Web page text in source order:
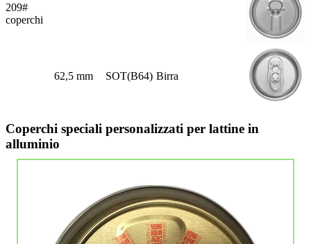
209#
coperchi
62,5 mm SOT(B64) Birra
Coperchi speciali personalizzati per lattine in
alluminio